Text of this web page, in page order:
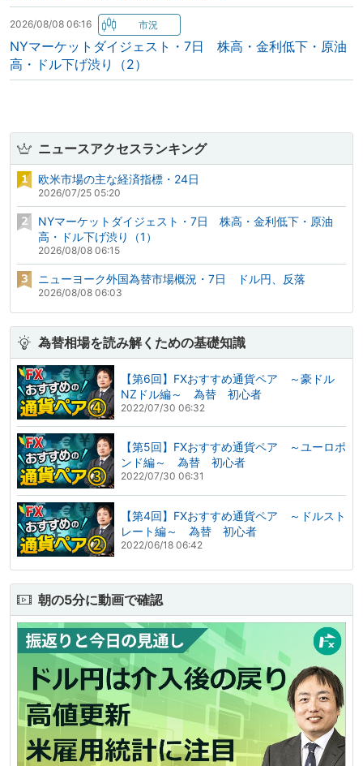
2026/08/08 06:16
NYマーケットダイジェスト・7日 株高・金利低下・原油
高・ドル下げ渋り（2）
ニュースアクセスランキング
欧米市場の主な経済指標・24日
2026/07/25 05:20
NYマーケットダイジェスト・7日 株高・金利低下・原油
高・ドル下げ渋り（1）
2026/08/08 06:15
ニューヨーク外国為替市場概況・7日 ドル円、反落
2026/08/08 06:03
為替相場を読み解くための基礎知識
【第6回】FXおすすめ通貨ペア ～豪ドル
NZドル編～ 為替 初心者
2022/07/30 06:32
【第5回】FXおすすめ通貨ペア ～ユーロポ
ンド編～ 為替 初心者
2022/07/30 06:31
【第4回】FXおすすめ通貨ペア ～ドルスト
レート編～ 為替 初心者
2022/06/18 06:42
朝の5分に動画で確認